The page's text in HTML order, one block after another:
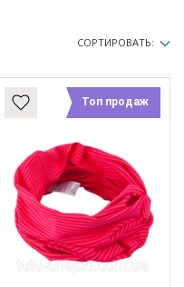
СОРТИРОВАТЬ:
Топ продаж